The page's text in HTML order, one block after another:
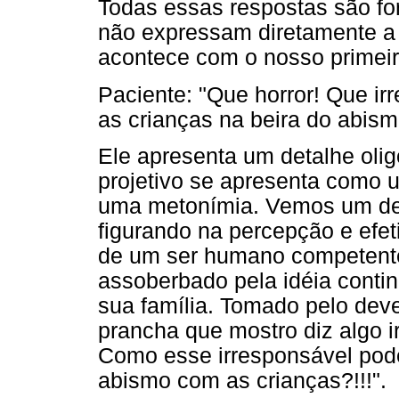
Todas essas respostas são
não expressam diretamente
acontece com o nosso
Paciente: "Que horror! Que
as crianças na beira do
Ele apresenta um detalhe
projetivo se apresenta como
uma metonímia. Vemos um
figurando na percepção e
de um ser humano
assoberbado pela idéia
sua família. Tomado pelo
prancha que mostro diz algo
Como esse irresponsável
abismo com as crianças?!!!".